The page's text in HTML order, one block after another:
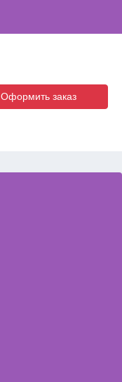
Оформить заказ